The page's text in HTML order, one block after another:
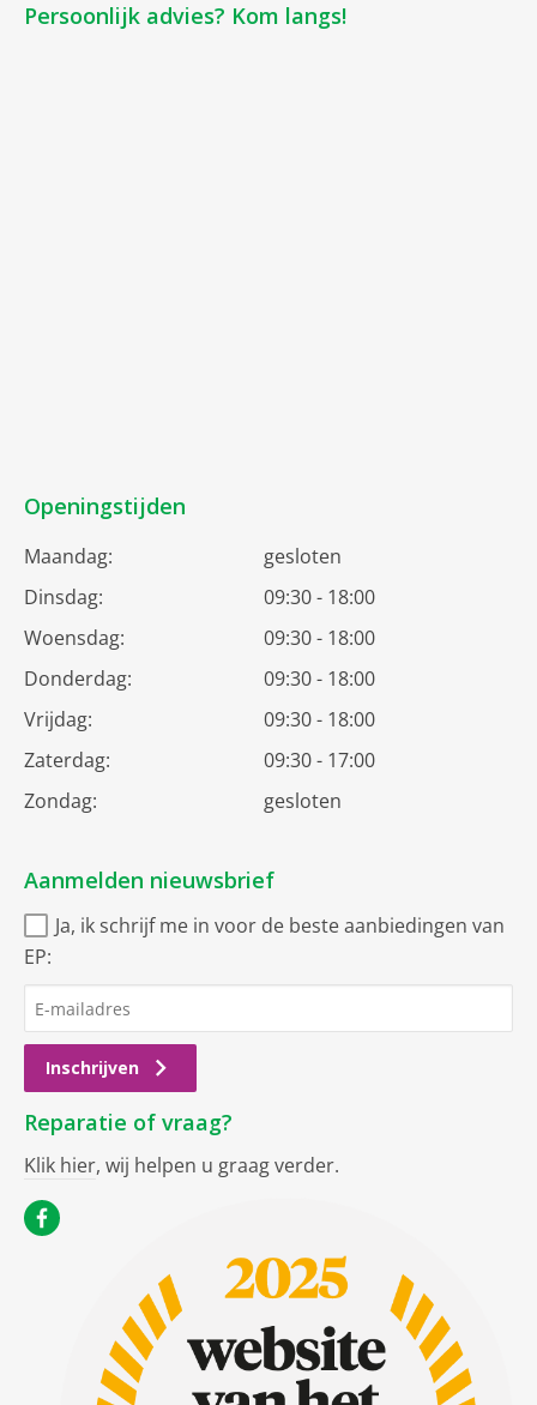
Persoonlijk advies? Kom langs!
Openingstijden
Maandag:
gesloten
Dinsdag:
09:30 - 18:00
Woensdag:
09:30 - 18:00
Donderdag:
09:30 - 18:00
Vrijdag:
09:30 - 18:00
Zaterdag:
09:30 - 17:00
Zondag:
gesloten
Aanmelden nieuwsbrief
Ja, ik schrijf me in voor de beste aanbiedingen van
EP:
Inschrijven
Reparatie of vraag?
Klik hier, wij helpen u graag verder.